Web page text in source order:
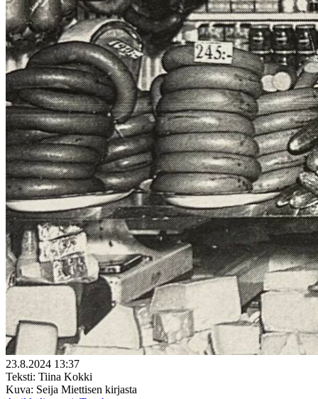
23.8.2024 13:37
Teksti: Tiina Kokki
Kuva: Seija Miettisen kirjasta